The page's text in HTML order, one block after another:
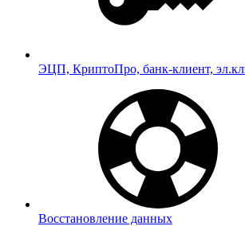
ЭЦП, КриптоПро, банк-клиент,
Восстановление данных